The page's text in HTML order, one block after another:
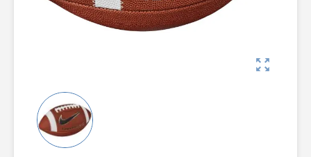
zoom_out_map